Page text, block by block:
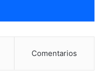
Comentarios